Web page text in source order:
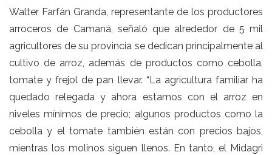
Walter Farfán Granda, representante de los productores
arroceros de Camaná, señaló que alrededor de 5 mil
agricultores de su provincia se dedican principalmente al
cultivo de arroz, además de productos como cebolla,
tomate y frejol de pan llevar. “La agricultura familiar ha
quedado relegada y ahora estamos con el arroz en
niveles mínimos de precio; algunos productos como la
cebolla y el tomate también están con precios bajos,
mientras los molinos siguen llenos. En tanto, el Midagri